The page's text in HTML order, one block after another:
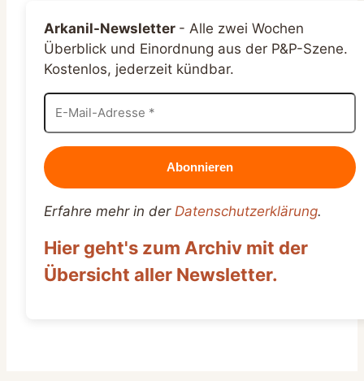
Arkanil-Newsletter - Alle zwei Wochen
Überblick und Einordnung aus der P&P-Szene.
Kostenlos, jederzeit kündbar.
Erfahre mehr in der Datenschutzerklärung.
Hier geht's zum Archiv mit der
Übersicht aller Newsletter.